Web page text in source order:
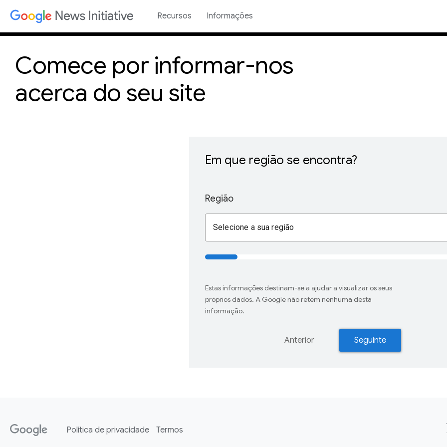
Recursos Informações
Comece por informar-nos
acerca do seu site
Em que região se encontra?
Região
Selecione a sua região
Estas informações destinam-se a ajudar a visualizar os seus
próprios dados. A Google não retém nenhuma desta
informação.
Anterior Seguinte
Política de privacidade Termos